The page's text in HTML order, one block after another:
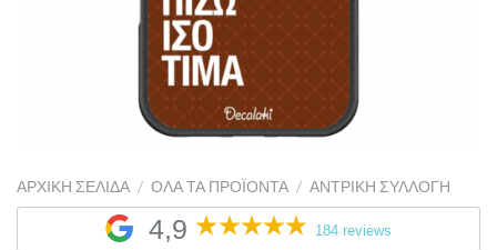
ΑΡΧΙΚΉ ΣΕΛΊΔΑ / ΌΛΑ ΤΑ ΠΡΟΪΌΝΤΑ / ΑΝΤΡΙΚΉ ΣΥΛΛΟΓΉ
4,9 184 reviews